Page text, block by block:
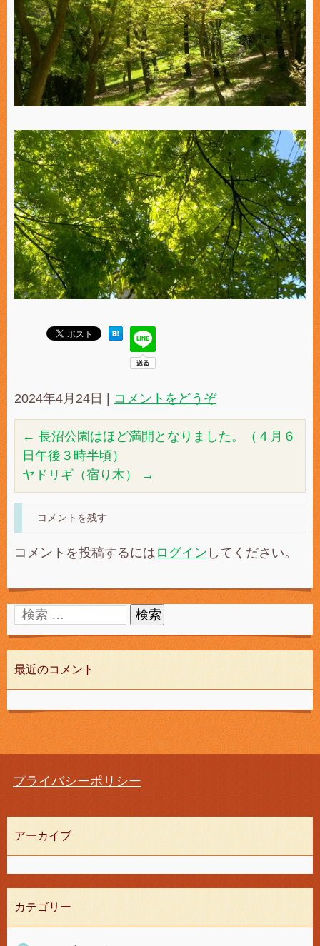
2024年4月24日 コメントをどうぞ
← 長沼公園はほど満開となりました。（４月６
日午後３時半頃）
ヤドリギ（宿り木）
→
コメントを残す
コメントを投稿するには ログイン してください。
最近のコメント
プライバシーポリシー
アーカイブ
カテゴリー